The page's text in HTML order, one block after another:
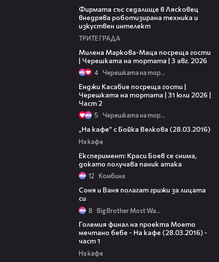
Фирмата със седалище в Лясковец
внедрява роботизирана техника и
изкуствен интелект
ТРИТЕ ГРАДА
Милена Маркова-Маца посреща гости
| Черешката на тортата | 3 авг. 2026
4 Черешката на тортата
Енджи Касабие посреща гости |
Черешката на тортата | 31 юли 2026 |
Част 2
5 Черешката на тортата
„На кафе” с Бойка Велкова (28.03.2016)
На кафе
Експеримент: Краси Боев се снима,
докато получава паник атака
12 Комбина
Соня и Ваня полагат грижи за лицата
си
8 Big Brother Most Wanted
Големия финал на проекта Моето
мечтано бебе - На кафе (28.03.2016) -
част 1
На кафе